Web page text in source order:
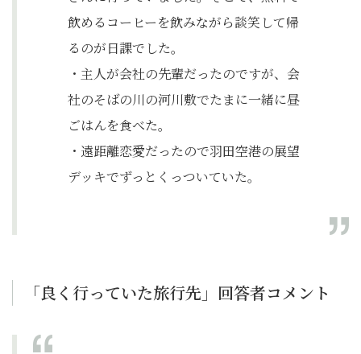
飲めるコーヒーを飲みながら談笑して帰
るのが日課でした。
・主人が会社の先輩だったのですが、会
社のそばの川の河川敷でたまに一緒に昼
ごはんを食べた。
・遠距離恋愛だったので羽田空港の展望
デッキでずっとくっついていた。
「良く行っていた旅行先」回答者コメント